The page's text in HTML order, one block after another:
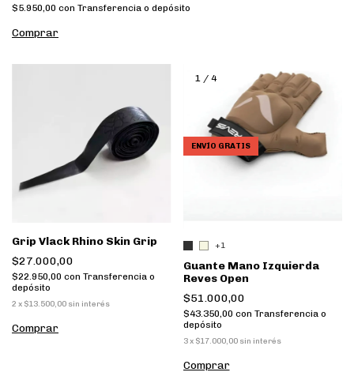
$5.950,00 con Transferencia o depósito
Comprar
Grip Vlack Rhino Skin Grip
$27.000,00
$22.950,00 con Transferencia o
depósito
2 x $13.500,00 sin interés
1 / 4
ENVÍO GRATIS
+1
Guante Mano Izquierda
Reves Open
$51.000,00
$43.350,00 con Transferencia o
depósito
3 x $17.000,00 sin interés
Comprar